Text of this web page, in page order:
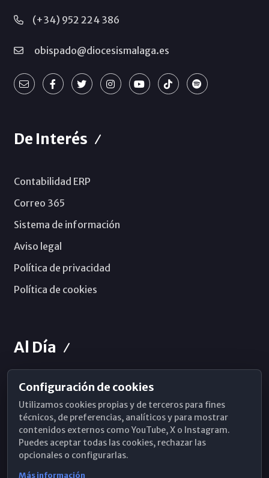
(+34) 952 224 386
obispado@diocesismalaga.es
De Interés
Contabilidad ERP
Correo 365
Sistema de información
Aviso legal
Política de privacidad
Política de cookies
Al Día
Horarios de Misa
Hemeroteca
WhatsApp
Configuración de cookies
Utilizamos cookies propias y de terceros para fines
técnicos, de preferencias, analíticos y para mostrar
contenidos externos como YouTube, X o Instagram.
Puedes aceptar todas las cookies, rechazar las
opcionales o configurarlas.
Más información